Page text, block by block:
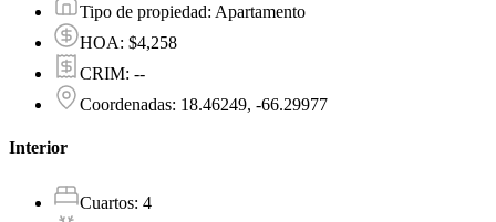
Tipo de propiedad: Apartamento
HOA: $4,258
CRIM: --
Coordenadas: 18.46249, -66.29977
Interior
Cuartos: 4